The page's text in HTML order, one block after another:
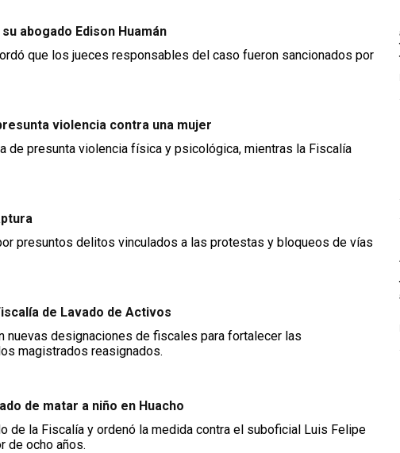
abogado Edison Huamán
que los jueces responsables del caso fueron sancionados por
violencia contra una mujer
de presunta violencia física y psicológica, mientras la Fiscalía
presuntos delitos vinculados a las protestas y bloqueos de vías
de Lavado de Activos
designaciones de fiscales para fortalecer las
magistrados reasignados.
de matar a niño en Huacho
de la Fiscalía y ordenó la medida contra el suboficial Luis Felipe
de ocho años.